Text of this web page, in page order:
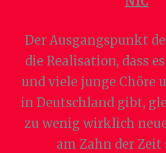
Der Ausgangspunkt
die Realisation, dass
und viele junge Chöre
in Deutschland gibt,
zu wenig wirklich
am Zahn der Zeit